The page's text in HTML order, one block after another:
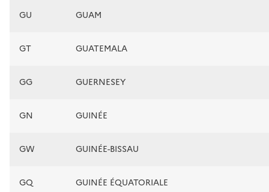
GU GUAM
GT GUATEMALA
GG GUERNESEY
GN GUINÉE
GW GUINÉE-BISSAU
GQ GUINÉE ÉQUATORIALE